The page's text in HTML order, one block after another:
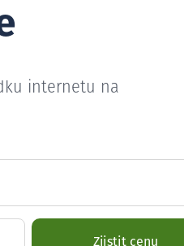
internetu na
Zjistit cenu